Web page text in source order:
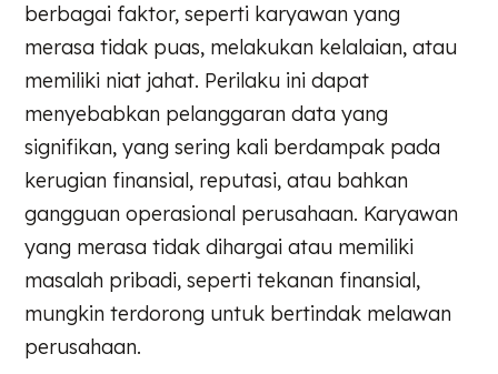
berbagai faktor, seperti karyawan yang
merasa tidak puas, melakukan kelalaian, atau
memiliki niat jahat. Perilaku ini dapat
menyebabkan pelanggaran data yang
signifikan, yang sering kali berdampak pada
kerugian finansial, reputasi, atau bahkan
gangguan operasional perusahaan. Karyawan
yang merasa tidak dihargai atau memiliki
masalah pribadi, seperti tekanan finansial,
mungkin terdorong untuk bertindak melawan
perusahaan.